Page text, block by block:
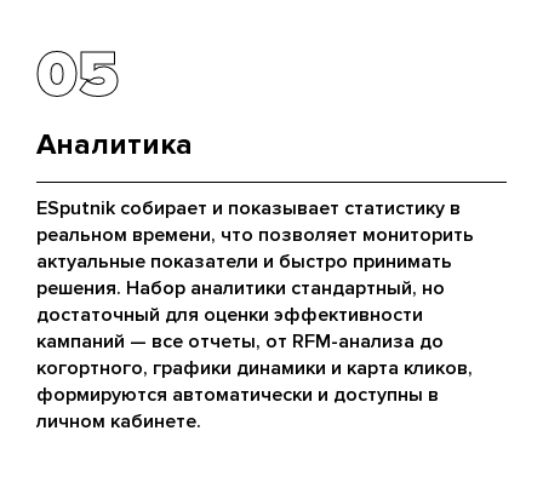
05
05
Аналитика
ESputnik собирает и показывает статистику в
реальном времени, что позволяет мониторить
актуальные показатели и быстро принимать
решения. Набор аналитики стандартный, но
достаточный для оценки эффективности
кампаний — все отчеты, от RFM-анализа до
когортного, графики динамики и карта кликов,
формируются автоматически и доступны в
личном кабинете.